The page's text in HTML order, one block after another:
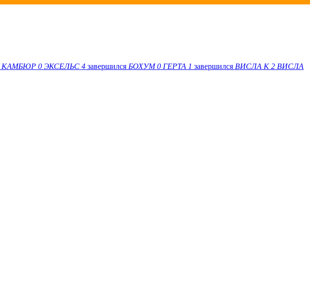
КАМБЮР 0 ЭКСЕЛЬС 4 завершился БОХУМ 0 ГЕРТА 1 завершился ВИСЛА K 2 ВИСЛА